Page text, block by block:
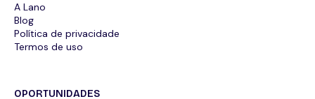
A Lano
Blog
Política de privacidade
Termos de uso
OPORTUNIDADES